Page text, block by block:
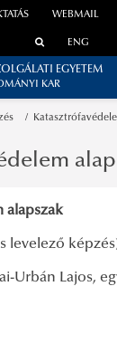
WEBMAIL
ENG
EGYETEM
KAR
alapszak
levelező
Urbán Lajos,